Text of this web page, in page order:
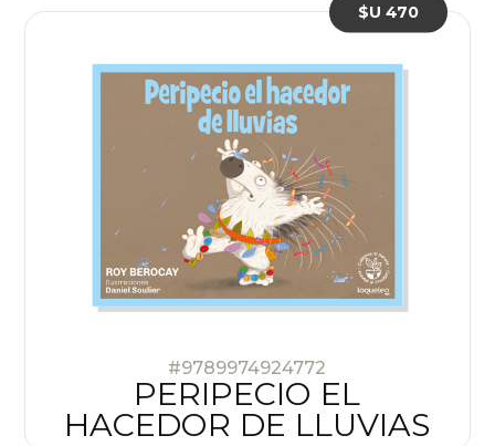
#9789974924772
PERIPECIO EL
HACEDOR DE LLUVIAS
$U 470